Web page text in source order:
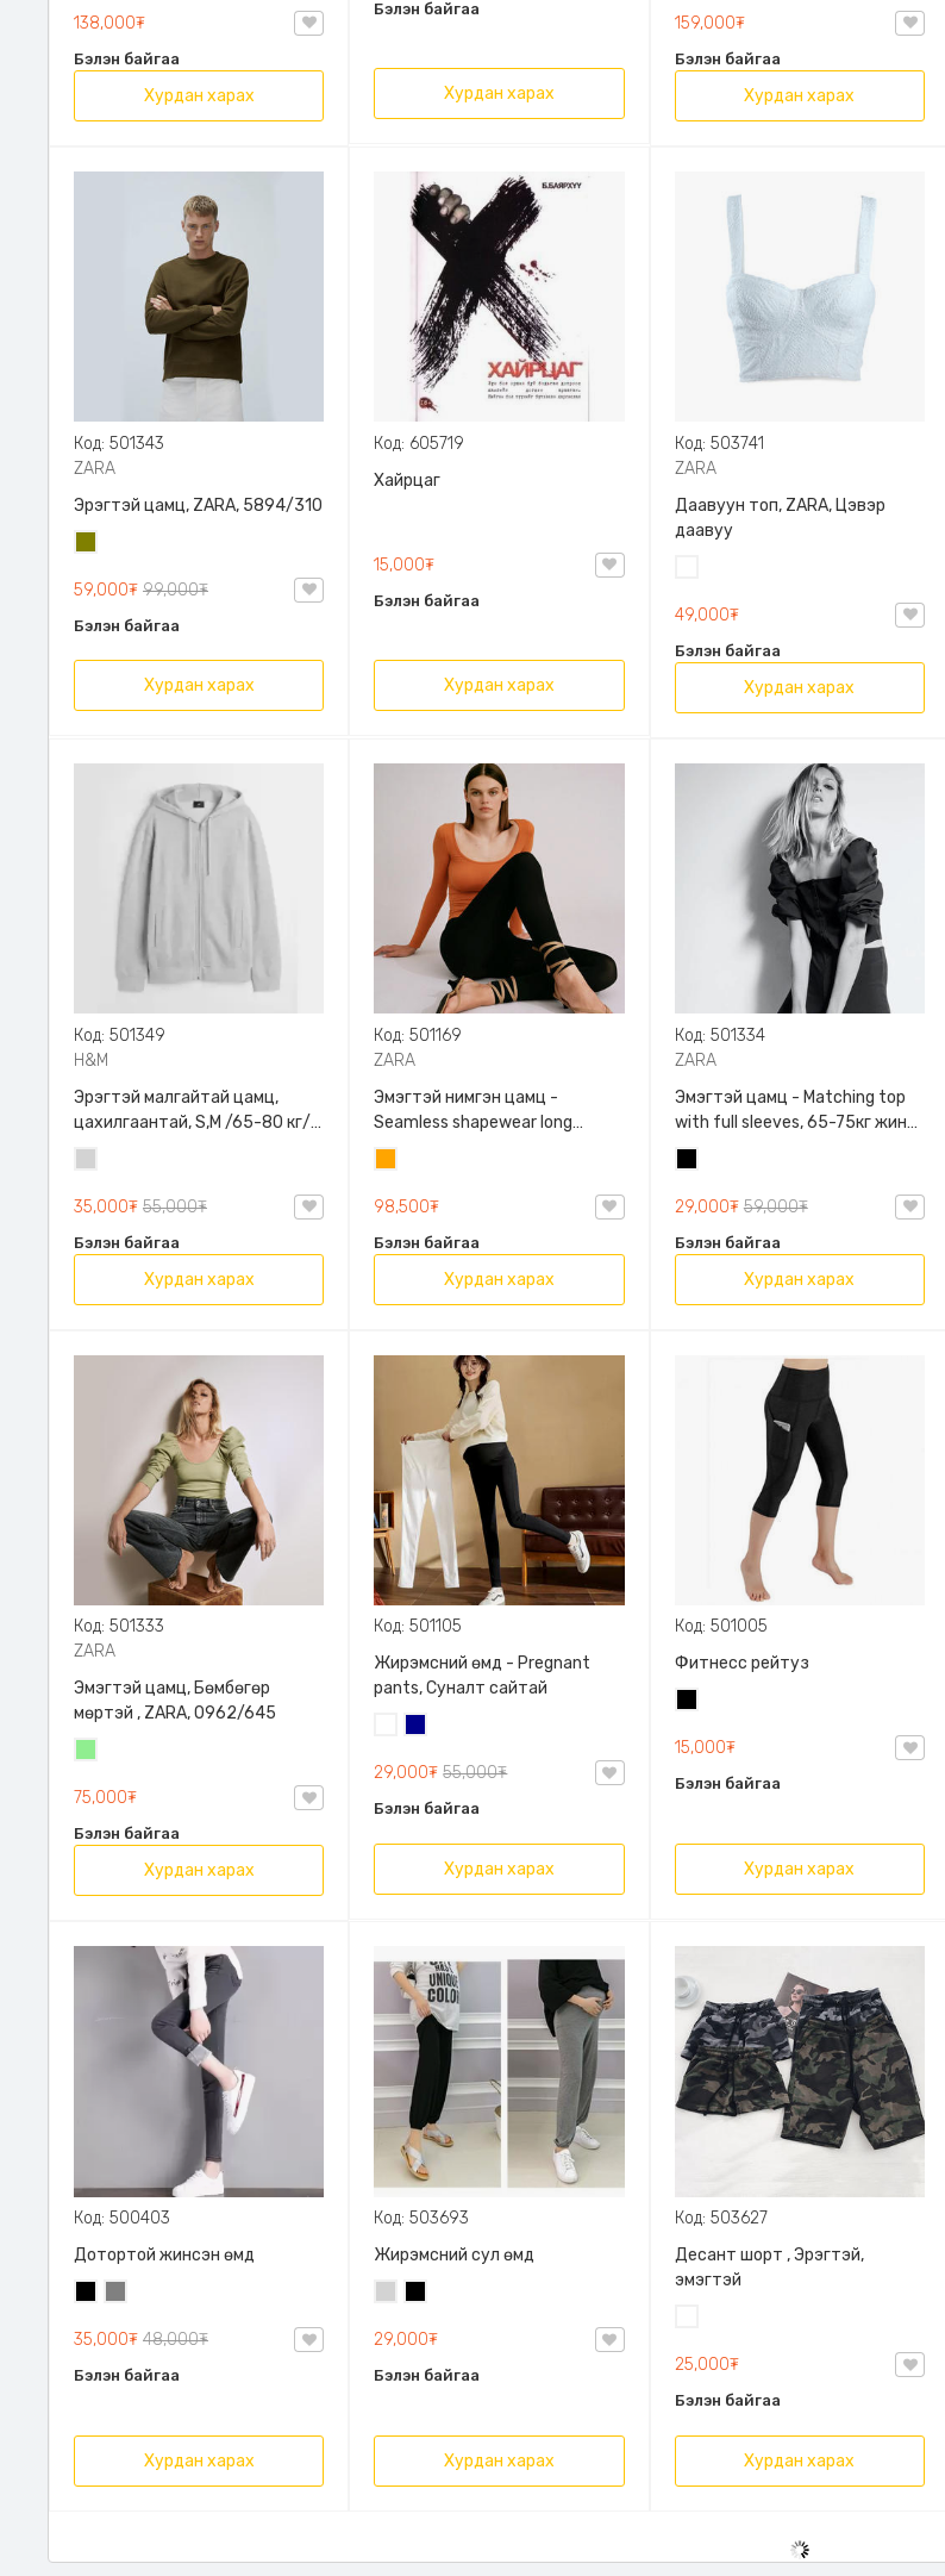
138,000₮
Бэлэн байгаа
Хурдан харах
Бэлэн байгаа
Хурдан харах
159,000₮
Бэлэн байгаа
Хурдан харах
Код: 501343
ZARA
Эрэгтэй цамц, ZARA, 5894/310
59,000₮ 99,000₮
Бэлэн байгаа
Хурдан харах
Код: 605719
Хайрцаг
15,000₮
Бэлэн байгаа
Хурдан харах
Код: 503741
ZARA
Даавуун топ, ZARA, Цэвэр
даавуу
49,000₮
Бэлэн байгаа
Хурдан харах
Код: 501349
H&M
Эрэгтэй малгайтай цамц,
цахилгаантай, S,M /65-80 кг/,
H&M, 0852614006, Даавуу
35,000₮ 55,000₮
Бэлэн байгаа
Хурдан харах
Код: 501169
ZARA
Эмэгтэй нимгэн цамц -
Seamless shapewear long
sleeve t-shirt, 40-60кг жинд
таарна, ZARA, 8779/458/615,
Урт ханцуйтай
98,500₮
Бэлэн байгаа
Хурдан харах
Код: 501334
ZARA
Эмэгтэй цамц - Matching top
with full sleeves, 65-75кг жинд
таарна, ZARA, 0962/642/800,
Задгай энгэртэй, Урт
ханцуйтай, Богино
29,000₮ 59,000₮
Бэлэн байгаа
Хурдан харах
Код: 501333
ZARA
Эмэгтэй цамц, Бөмбөгөр
мөртэй , ZARA, 0962/645
75,000₮
Бэлэн байгаа
Хурдан харах
Код: 501105
Жирэмсний өмд - Pregnant
pants, Суналт сайтай
29,000₮55,000₮
Бэлэн байгаа
Хурдан харах
Код: 501005
Фитнесс рейтуз
15,000₮
Бэлэн байгаа
Хурдан харах
Код: 500403
Дотортой жинсэн өмд
35,000₮ 48,000₮
Бэлэн байгаа
Хурдан харах
Код: 503693
Жирэмсний сул өмд
29,000₮
Бэлэн байгаа
Хурдан харах
Код: 503627
Десант шорт , Эрэгтэй,
эмэгтэй
25,000₮
Бэлэн байгаа
Хурдан харах